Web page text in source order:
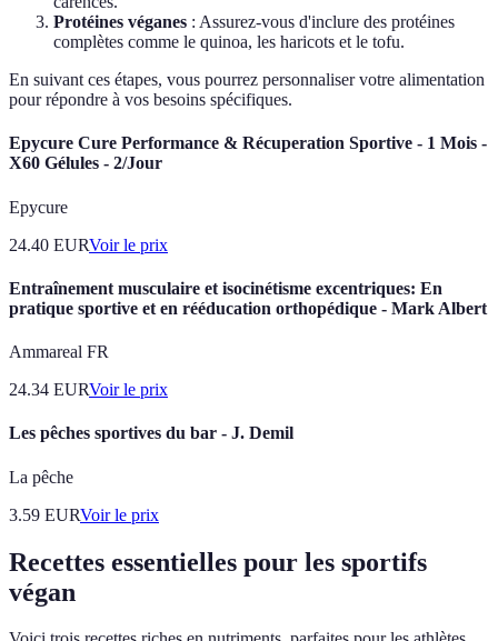
Protéines véganes : Assurez-vous d'inclure des protéines
complètes comme le quinoa, les haricots et le tofu.
En suivant ces étapes, vous pourrez personnaliser votre alimentation
pour répondre à vos besoins spécifiques.
Epycure Cure Performance & Récuperation Sportive - 1 Mois -
X60 Gélules - 2/Jour
Epycure
24.40 EURVoir le prix
Entraînement musculaire et isocinétisme excentriques: En
pratique sportive et en rééducation orthopédique - Mark Albert
Ammareal FR
24.34 EURVoir le prix
Les pêches sportives du bar - J. Demil
La pêche
3.59 EURVoir le prix
Recettes essentielles pour les sportifs
végan